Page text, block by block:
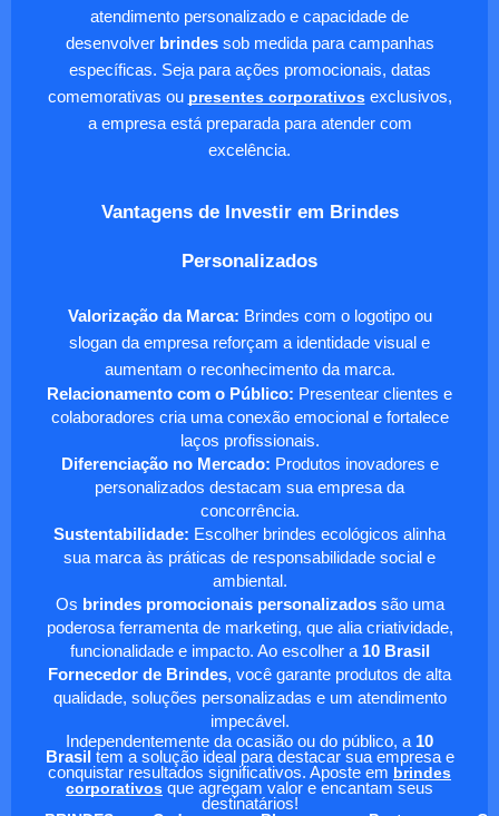
atendimento personalizado e capacidade de
desenvolver brindessob medida para campanhas
específicas. Seja para ações promocionais, datas
comemorativas ou presentes corporativosexclusivos,
a empresa está preparada para atender com
excelência.
Vantagens de Investir em Brindes
Personalizados
Valorização da Marca: Brindes com o logotipo ou
slogan da empresa reforçam a identidade visual e
aumentam o reconhecimento da marca.
Relacionamento com o Público: Presentear clientes e
colaboradores cria uma conexão emocional e fortalece
laços profissionais.
Diferenciação no Mercado: Produtos inovadores e
personalizados destacam sua empresa da
concorrência.
Sustentabilidade: Escolher brindes ecológicos alinha
sua marca às práticas de responsabilidade social e
ambiental.
Os brindes promocionais personalizadossão uma
poderosa ferramenta de marketing, que alia criatividade,
funcionalidade e impacto. Ao escolher a 10 Brasil
Fornecedor de Brindes, você garante produtos de alta
qualidade, soluções personalizadas e um atendimento
impecável.
Independentemente da ocasião ou do público, a 10
Brasil tem a solução ideal para destacar sua empresa e
conquistar resultados significativos. Aposte em brindes
corporativos que agregam valor e encantam seus
destinatários!